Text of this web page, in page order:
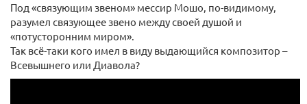
Под «связующим звеном» мессир Мошо, по-видимому,
разумел связующее звено между своей душой и
«потусторонним миром».
Так всё-таки кого имел в виду выдающийся композитор –
Всевышнего или Диавола?